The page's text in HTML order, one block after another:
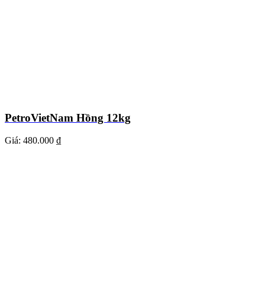
PetroVietNam Hồng 12kg
Giá: 480.000 ₫